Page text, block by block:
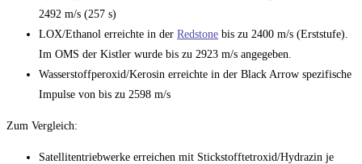
2492 m/s (257 s)
LOX/Ethanol erreichte in der Redstone bis zu 2400 m/s (Erststufe).
Im OMS der Kistler wurde bis zu 2923 m/s angegeben.
Wasserstoffperoxid/Kerosin erreichte in der Black Arrow spezifische
Impulse von bis zu 2598 m/s
Zum Vergleich:
Satellitentriebwerke erreichen mit Stickstofftetroxid/Hydrazin je